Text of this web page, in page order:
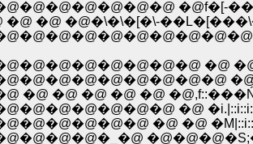
�@ �@ �@�\�\�[�\-
�@
�@